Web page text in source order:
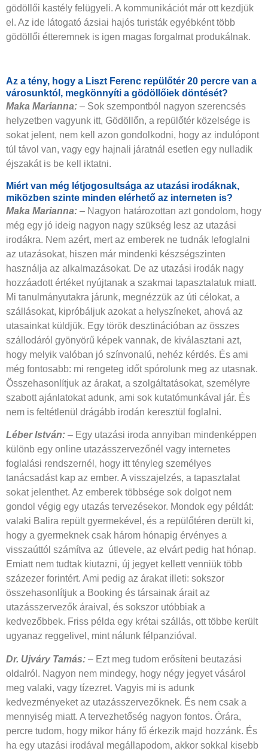
gödöllői kastély felügyeli. A kommunikációt már ott kezdjük
el. Az ide látogató ázsiai hajós turisták egyébként több
gödöllői étteremnek is igen magas forgalmat produkálnak.
Az a tény, hogy a Liszt Ferenc repülőtér 20 percre van a
városunktól, megkönnyíti a gödöllőiek döntését?
Maka Marianna: – Sok szempontból nagyon szerencsés
helyzetben vagyunk itt, Gödöllőn, a repülőtér közelsége is
sokat jelent, nem kell azon gondolkodni, hogy az indulópont
túl távol van, vagy egy hajnali járatnál esetlen egy nulladik
éjszakát is be kell iktatni.
Miért van még létjogosultsága az utazási irodáknak,
miközben szinte minden elérhető az interneten is?
Maka Marianna: – Nagyon határozottan azt gondolom, hogy
még egy jó ideig nagyon nagy szükség lesz az utazási
irodákra. Nem azért, mert az emberek ne tudnák lefoglalni
az utazásokat, hiszen már mindenki készségszinten
használja az alkalmazásokat. De az utazási irodák nagy
hozzáadott értéket nyújtanak a szakmai tapasztalatuk miatt.
Mi tanulmányutakra járunk, megnézzük az úti célokat, a
szállásokat, kipróbáljuk azokat a helyszíneket, ahová az
utasainkat küldjük. Egy török desztinációban az összes
szállodáról gyönyörű képek vannak, de kiválasztani azt,
hogy melyik valóban jó színvonalú, nehéz kérdés. És ami
még fontosabb: mi rengeteg időt spórolunk meg az utasnak.
Összehasonlítjuk az árakat, a szolgáltatásokat, személyre
szabott ajánlatokat adunk, ami sok kutatómunkával jár. És
nem is feltétlenül drágább irodán keresztül foglalni.
Léber István: – Egy utazási iroda annyiban mindenképpen
különb egy online utazásszervezőnél vagy internetes
foglalási rendszernél, hogy itt tényleg személyes
tanácsadást kap az ember. A visszajelzés, a tapasztalat
sokat jelenthet. Az emberek többsége sok dolgot nem
gondol végig egy utazás tervezésekor. Mondok egy példát:
valaki Balira repült gyermekével, és a repülőtéren derült ki,
hogy a gyermeknek csak három hónapig érvényes a
visszaúttól számítva az útlevele, az elvárt pedig hat hónap.
Emiatt nem tudtak kiutazni, új jegyet kellett venniük több
százezer forintért. Ami pedig az árakat illeti: sokszor
összehasonlítjuk a Booking és társainak árait az
utazásszervezők áraival, és sokszor utóbbiak a
kedvezőbbek. Friss példa egy krétai szállás, ott többe került
ugyanaz reggelivel, mint nálunk félpanzióval.
Dr. Ujváry Tamás: – Ezt meg tudom erősíteni beutazási
oldalról. Nagyon nem mindegy, hogy négy jegyet vásárol
meg valaki, vagy tízezret. Vagyis mi is adunk
kedvezményeket az utazásszervezőknek. És nem csak a
mennyiség miatt. A tervezhetőség nagyon fontos. Órára,
percre tudom, hogy mikor hány fő érkezik majd hozzánk. És
ha egy utazási irodával megállapodom, akkor sokkal kisebb